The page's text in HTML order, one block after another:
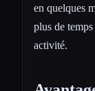
en quelques
plus de
activité.